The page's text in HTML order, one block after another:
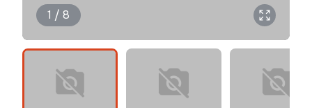
1 / 8